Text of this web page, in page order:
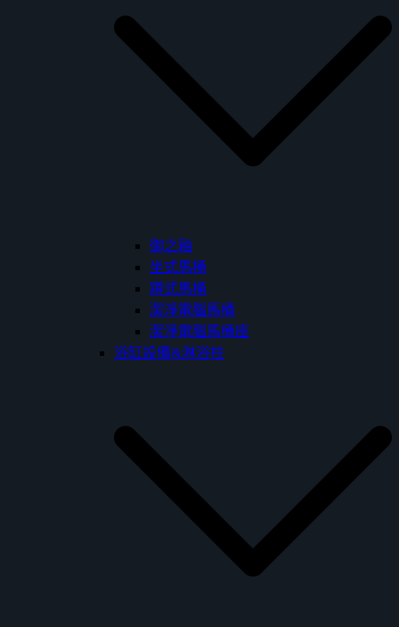
御之釉
坐式馬桶
蹲式馬桶
潔淨電腦馬桶
潔淨電腦馬桶座
浴缸設備&淋浴柱